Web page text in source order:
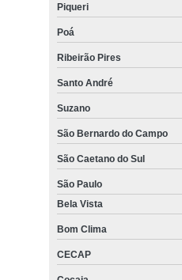
Piqueri
Poá
Ribeirão Pires
Santo André
Suzano
São Bernardo do Campo
São Caetano do Sul
São Paulo
Bela Vista
Bom Clima
CECAP